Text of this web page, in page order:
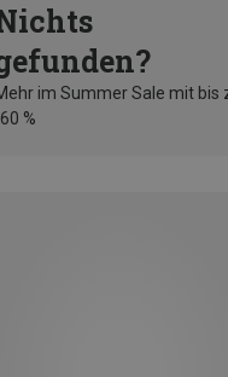
im Summer Sale mit bis
%